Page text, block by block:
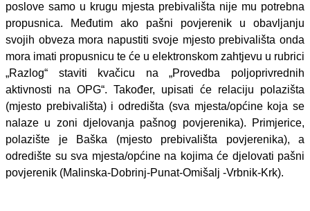
poslove samo u krugu mjesta prebivališta nije mu potrebna
propusnica. Međutim ako pašni povjerenik u obavljanju
svojih obveza mora napustiti svoje mjesto prebivališta onda
mora imati propusnicu te će u elektronskom zahtjevu u rubrici
„Razlog“ staviti kvačicu na „Provedba poljoprivrednih
aktivnosti na OPG“. Također, upisati će relaciju polazišta
(mjesto prebivališta) i odredišta (sva mjesta/općine koja se
nalaze u zoni djelovanja pašnog povjerenika). Primjerice,
polazište je Baška
(mjesto prebivališta povjerenika), a
odredište su sva mjesta/općine na kojima će djelovati pašni
povjerenik (Malinska-Dobrinj-Punat-Omišalj -Vrbnik-Krk).